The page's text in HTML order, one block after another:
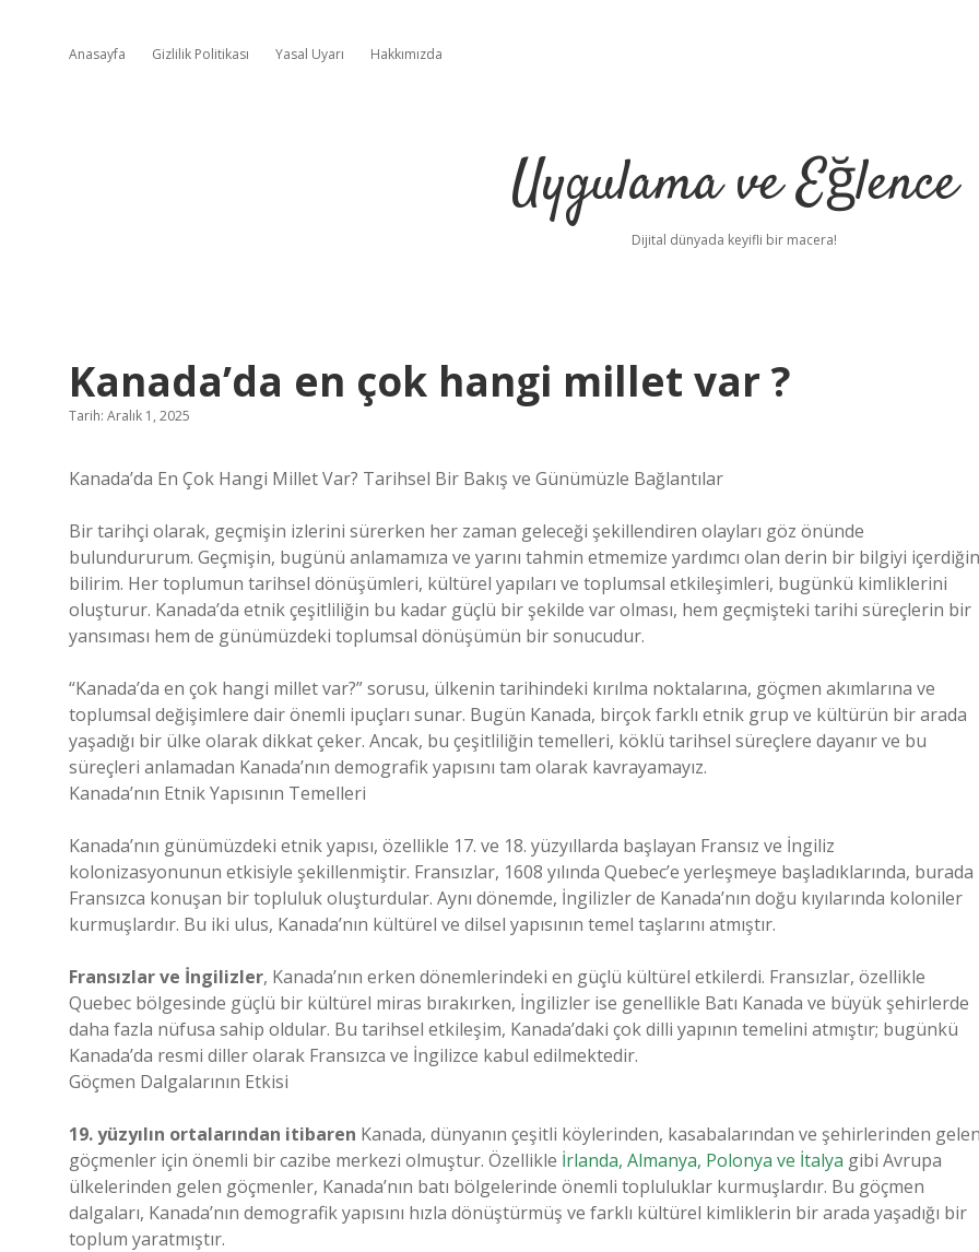
Anasayfa Gizlilik Politikası Yasal Uyarı Hakkımızda
Uygulama ve Eğlence
Dijital dünyada keyifli bir macera!
Kanada’da en çok hangi millet var ?
Tarih: Aralık 1, 2025
Kanada’da En Çok Hangi Millet Var? Tarihsel Bir Bakış ve Günümüzle Bağlantılar
Bir tarihçi olarak, geçmişin izlerini sürerken her zaman geleceği şekillendiren olayları göz önünde
bulundururum. Geçmişin, bugünü anlamamıza ve yarını tahmin etmemize yardımcı olan derin bir bilgiyi
bilirim. Her toplumun tarihsel dönüşümleri, kültürel yapıları ve toplumsal etkileşimleri, bugünkü kimliklerini
oluşturur. Kanada’da etnik çeşitliliğin bu kadar güçlü bir şekilde var olması, hem geçmişteki tarihi süreçlerin bir
yansıması hem de günümüzdeki toplumsal dönüşümün bir sonucudur.
“Kanada’da en çok hangi millet var?” sorusu, ülkenin tarihindeki kırılma noktalarına, göçmen akımlarına ve
toplumsal değişimlere dair önemli ipuçları sunar. Bugün Kanada, birçok farklı etnik grup ve kültürün bir arada
yaşadığı bir ülke olarak dikkat çeker. Ancak, bu çeşitliliğin temelleri, köklü tarihsel süreçlere dayanır ve bu
süreçleri anlamadan Kanada’nın demografik yapısını tam olarak kavrayamayız.
Kanada’nın Etnik Yapısının Temelleri
Kanada’nın günümüzdeki etnik yapısı, özellikle 17. ve 18. yüzyıllarda başlayan Fransız ve İngiliz
kolonizasyonunun etkisiyle şekillenmiştir. Fransızlar, 1608 yılında Quebec’e yerleşmeye başladıklarında, burada
Fransızca konuşan bir topluluk oluşturdular. Aynı dönemde, İngilizler de Kanada’nın doğu kıyılarında koloniler
kurmuşlardır. Bu iki ulus, Kanada’nın kültürel ve dilsel yapısının temel taşlarını atmıştır.
Fransızlar ve İngilizler, Kanada’nın erken dönemlerindeki en güçlü kültürel etkilerdi. Fransızlar, özellikle
Quebec bölgesinde güçlü bir kültürel miras bırakırken, İngilizler ise genellikle Batı Kanada ve büyük şehirlerde
daha fazla nüfusa sahip oldular. Bu tarihsel etkileşim, Kanada’daki çok dilli yapının temelini atmıştır; bugünkü
Kanada’da resmi diller olarak Fransızca ve İngilizce kabul edilmektedir.
Göçmen Dalgalarının Etkisi
19. yüzyılın ortalarından itibaren Kanada, dünyanın çeşitli köylerinden, kasabalarından ve şehirlerinden gelen
göçmenler için önemli bir cazibe merkezi olmuştur. Özellikle İrlanda, Almanya, Polonya ve İtalya gibi Avrupa
ülkelerinden gelen göçmenler, Kanada’nın batı bölgelerinde önemli topluluklar kurmuşlardır. Bu göçmen
dalgaları, Kanada’nın demografik yapısını hızla dönüştürmüş ve farklı kültürel kimliklerin bir arada yaşadığı bir
toplum yaratmıştır.